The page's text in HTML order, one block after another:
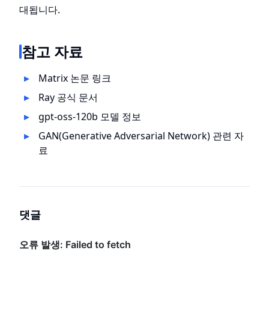
대됩니다.
참고 자료
Matrix 논문 링크
Ray 공식 문서
gpt-oss-120b 모델 정보
GAN(Generative Adversarial Network) 관련 자
료
댓글